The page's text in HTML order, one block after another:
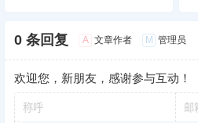
0 条回复 A 文章作者 M 管理员
欢迎您，新朋友，感谢参与互动！